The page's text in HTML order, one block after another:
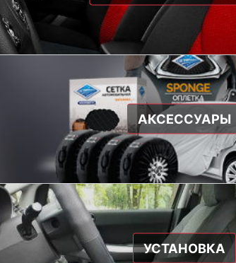
АКСЕССУАРЫ
УСТАНОВКА